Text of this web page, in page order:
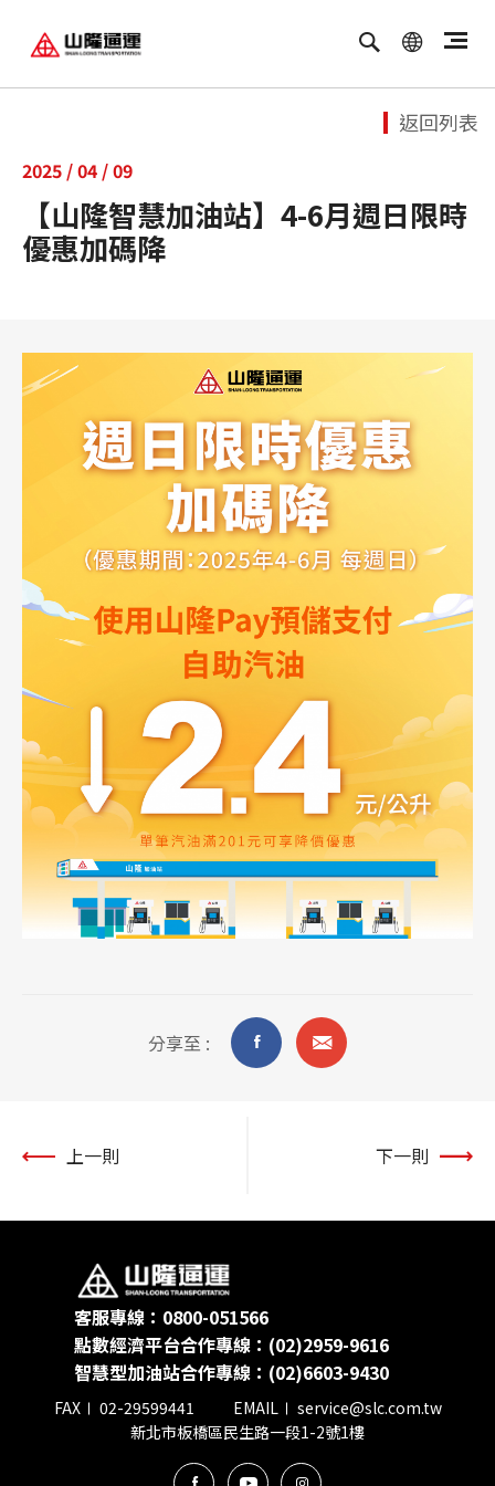
ENGLISH
油品客戶查詢
會員卡查詢
供應商查詢
貨態查詢
返回列表
2025 / 04 / 09
【山隆智慧加油站】4-6月週日限時
優惠加碼降
分享至 :
上一則 下一則
客服專線：0800-051566
點數經濟平台合作專線：(02)2959-9616
智慧型加油站合作專線：(02)6603-9430
FAX 02-29599441 EMAIL
service@slc.com.tw
新北市板橋區民生路一段1-2號1樓